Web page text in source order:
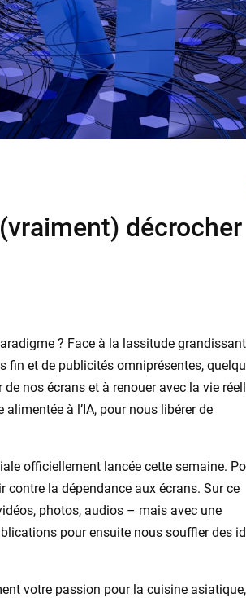
décrocher
? Face à la lassitude
fin et de publicités omniprésentes,
nos écrans et à renouer avec la vie
à l’IA, pour nous libérer de
officiellement lancée cette semaine.
contre la dépendance aux écrans. Sur ce
photos, audios – mais avec une
pour ensuite nous souffler des
votre passion pour la cuisine asiatique,